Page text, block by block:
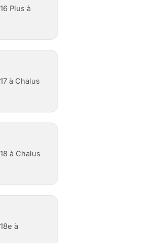
Plus à
à Chalus
à Chalus
à